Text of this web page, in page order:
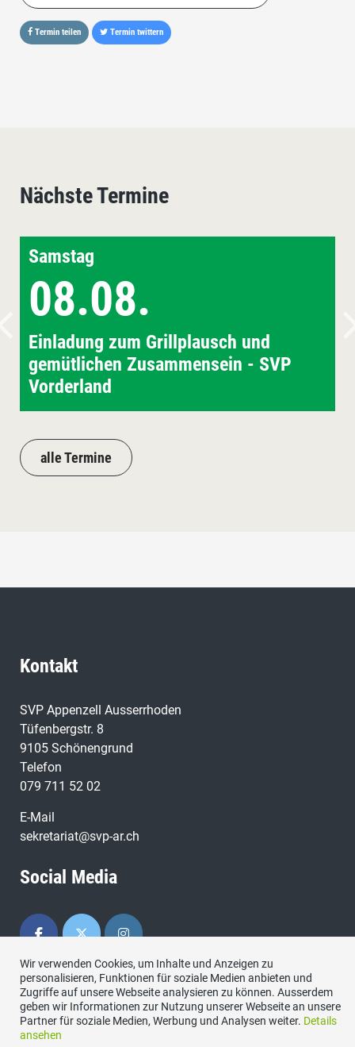
Termin teilen Termin twittern
Nächste Termine
Samstag
08.08.
Einladung zum Grillplausch und
gemütlichen Zusammensein - SVP
Vorderland
alle Termine
Kontakt
SVP Appenzell Ausserrhoden
Tüfenbergstr. 8
9105 Schönengrund
Telefon
079 711 52 02
E-Mail
sekretariat@svp-ar.ch
Social Media
Kontakt|Datenschutzerklärung|Impressum
Wir verwenden Cookies, um Inhalte und Anzeigen zu
personalisieren, Funktionen für soziale Medien anbieten und
Zugriffe auf unsere Webseite analysieren zu können. Ausserdem
geben wir Informationen zur Nutzung unserer Webseite an unsere
Partner für soziale Medien, Werbung und Analysen weiter. Details
ansehen